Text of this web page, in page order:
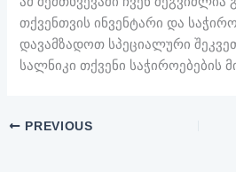
თქვენთვის ინვენტარი და
დავამზადოთ სპეციალური
სალნიკი თქვენი საჭიროებების
PREVIOUS